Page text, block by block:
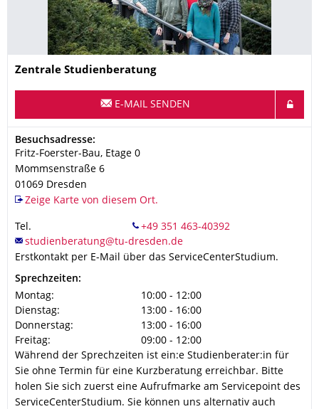
Name
Zentrale Studienberatung
E-MAIL SENDEN
Adresse
Besuchsadresse:
Fritz-Foerster-Bau, Etage 0
Mommsenstraße 6
01069 Dresden
Zeige Karte von diesem Ort.
Tel.
Erstkontakt per E-Mail über das ServiceCenterStudium.
Sprechzeiten:
Montag:
10:00 - 12:00
Dienstag:
13:00 - 16:00
Donnerstag:
13:00 - 16:00
Freitag:
09:00 - 12:00
Während der Sprechzeiten ist ein:e Studienberater:in für
Sie ohne Termin für eine Kurzberatung erreichbar. Bitte
holen Sie sich zuerst eine Aufrufmarke am Servicepoint des
ServiceCenterStudium. Sie können uns alternativ auch